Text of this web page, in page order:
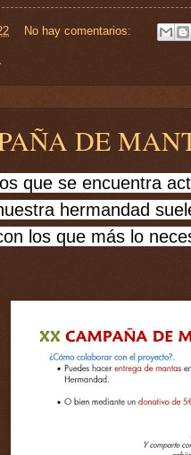
No hay comentarios:
DE
que se encuentra
hermandad
los que más lo